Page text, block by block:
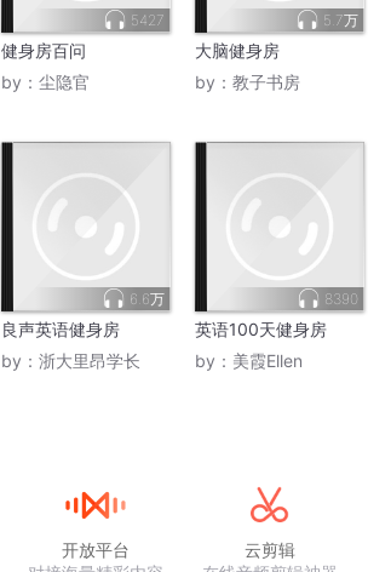
5427
健身房百问
by： 尘隐官
5.7万
大脑健身房
by： 教子书房
6.6万
良声英语健身房
by： 浙大里昂学长
8390
英语100天健身房
by： 美霞Ellen
开放平台
云剪辑